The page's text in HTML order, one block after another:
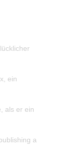
ein
als er ein
a